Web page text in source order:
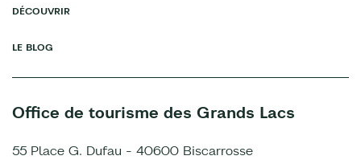
DÉCOUVRIR
LE BLOG
Office de tourisme des Grands Lacs
55 Place G. Dufau - 40600 Biscarrosse